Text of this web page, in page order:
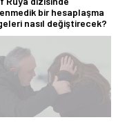
bir hesaplaşma
nasıl değiştirecek?